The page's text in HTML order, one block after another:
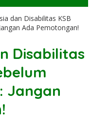
dan Disabilitas KSB
Ada Pemotongan!
Disabilitas
Jangan